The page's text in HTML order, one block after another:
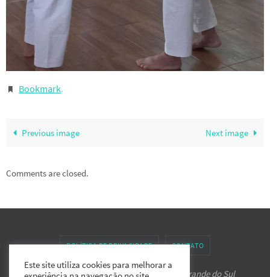
Bookmark.
Previous image Next image
Comments are closed.
POLÍTICA DE PRIVACIDADE CONTATO
Associação de Karate-do IPPON do Rio Grande do Sul
Este site utiliza cookies para melhorar a